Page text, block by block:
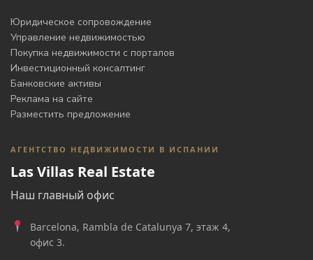
Юридическое сопровождение
Управление недвижимостью
Покупка недвижимости с порталов
Инвестиционный консалтинг
Банковские активы
Реклама на сайте
Разместить предложение
АГЕНТСТВО НЕДВИЖИМОСТИ В ИСПАНИИ
Las Villas Real Estate
Наш главный офис
Barcelona, Rambla de Catalunya 7, этаж 4,
офис 3.